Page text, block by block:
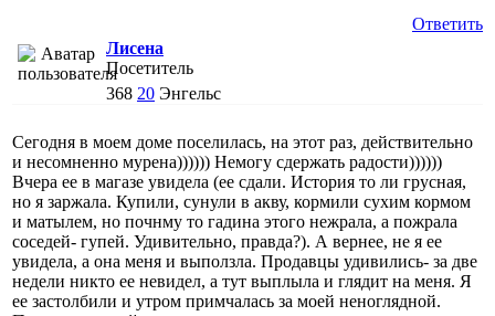
Ответить
Лисена
Посетитель
368 20 Энгельс
Сегодня в моем доме поселилась, на этот раз, действительно
и несомненно мурена)))))) Немогу сдержать радости))))))
Вчера ее в магазе увидела (ее сдали. История то ли грусная,
но я заржала. Купили, сунули в акву, кормили сухим кормом
и матылем, но почнму то гадина этого нежрала, а пожрала
соседей- гупей. Удивительно, правда?). А вернее, не я ее
увидела, а она меня и выползла. Продавцы удивились- за две
недели никто ее невидел, а тут выплыла и глядит на меня. Я
ее застолбили и утром примчалась за моей неноглядной.